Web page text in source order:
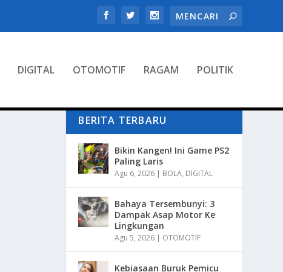
DIGITAL OTOMOTIF RAGAM POLITIK
BERITA TERBARU
Bikin Kangen! Ini Game PS2
Paling Laris
Agu 6, 2026 | BOLA, DIGITAL
Bahaya Tersembunyi: 3
Dampak Asap Motor Ke
Lingkungan
Agu 5, 2026 | OTOMOTIF
Kebiasaan Buruk Pemicu